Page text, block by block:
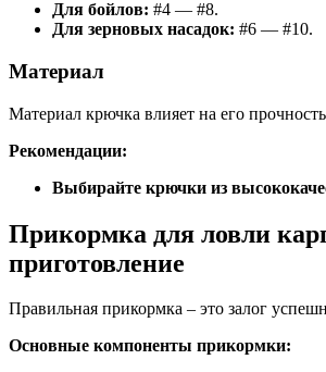
Для бойлов: #4 — #8.
Для зерновых насадок: #6 — #10.
Материал
Материал крючка влияет на его
Рекомендации:
Выбирайте крючки из
Прикормка для ловли
приготовление
Правильная прикормка – это залог
Основные компоненты прикормки: